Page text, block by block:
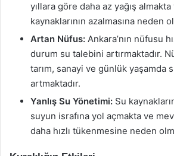
yıllara göre daha az yağış
kaynaklarının azalmasına neden
Artan Nüfus: Ankara’nın nüfusu
durum su talebini artırmaktadır.
tarım, sanayi ve günlük yaşamda
artmaktadır.
Yanlış Su Yönetimi: Su
suyun israfına yol açmakta ve
daha hızlı tükenmesine neden